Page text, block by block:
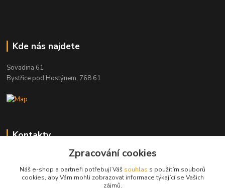
Kde nás najdete
Sovadina 61
Bystřice pod Hostýnem, 768 61
Kontakty
DŘEVOPRODUKT BEDNAŘÍK s.r.o.
+420 739 454 600
(Po-Pá, 7-15 hod.)
Zpracování cookies
Náš e-shop a partneři potřebují Váš souhlas s použitím souborů
cookies, aby Vám mohli zobrazovat informace týkající se Vašich
zájmů.